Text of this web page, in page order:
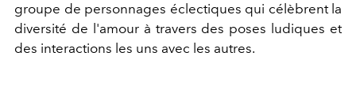
groupe de personnages éclectiques qui célèbrent la
diversité de l'amour à travers des poses ludiques et
des interactions les uns avec les autres.